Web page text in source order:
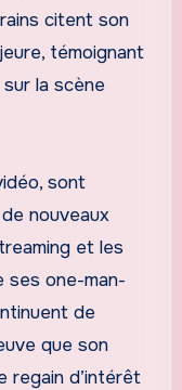
citent son
témoignant
la scène
sont
nouveaux
et les
ses one-man-
de
que son
regain d’intérêt